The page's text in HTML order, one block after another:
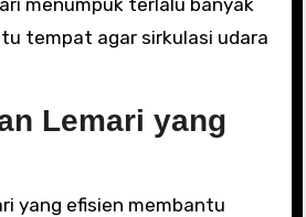
menumpuk terlalu banyak
tempat agar sirkulasi udara
Lemari yang
yang efisien membantu